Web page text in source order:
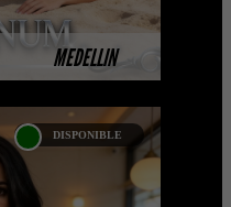
MEDELLIN
DISPONIBLE
NUEVA